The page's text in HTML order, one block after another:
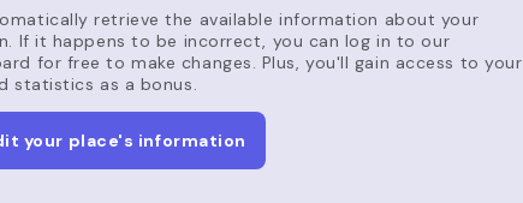
retrieve the available information about your
If it happens to be incorrect, you can log in to our
for free to make changes. Plus, you'll gain access to your
statistics as a bonus.
your place's information